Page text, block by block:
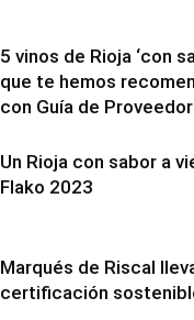
5 vinos de Rioja ‘con
que te hemos
con Guía de
Un Rioja con sabor a
Flako 2023
Marqués de Riscal
certificación